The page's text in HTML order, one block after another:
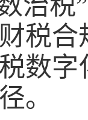
治
税
数
。